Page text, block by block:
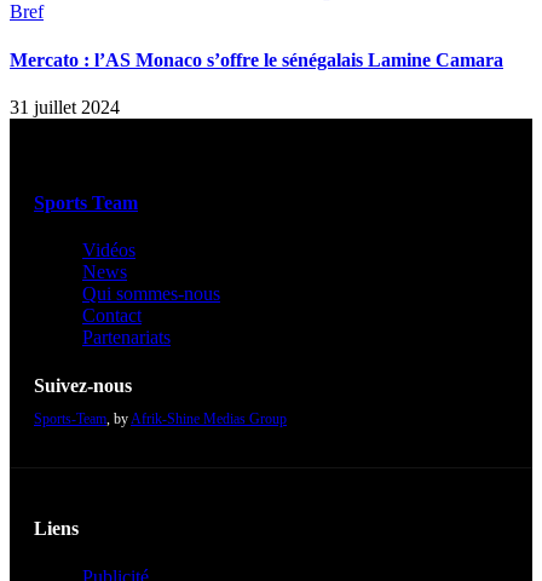
Bref
Mercato : l’AS Monaco s’offre le sénégalais Lamine Camara
31 juillet 2024
Sports Team
Vidéos
News
Qui sommes-nous
Contact
Partenariats
Suivez-nous
Sports-Team, byAfrik-Shine Medias Group
Liens
Publicité